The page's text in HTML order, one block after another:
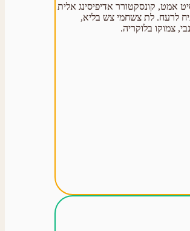
אמט, קונסקטורר אדיפיסינג אלית
לרעח. לת צשחמי צש בליא,
צמוקו בלוקריה.